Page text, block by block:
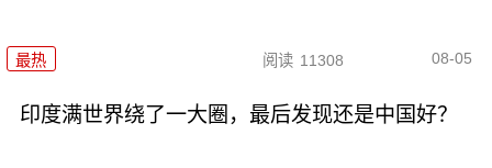
最热 阅读 11308 08-05
印度满世界绕了一大圈，最后发现还是中国好？